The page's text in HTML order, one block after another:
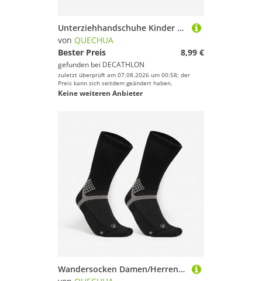
Unterziehhandschuhe Kinder Gr. 6–14 Jahre touchscreenfähig Seide - SH500 schwarz
von QUECHUA
Bester Preis
8,99 €
gefunden bei DECATHLON
zuletzt überprüft am 07.08.2026 um 00:58; der
Preis kann sich seitdem geändert haben.
Keine weiteren Anbieter
Wandersocken Damen/Herren hoch Doppelpack - Hike 500 schwarz